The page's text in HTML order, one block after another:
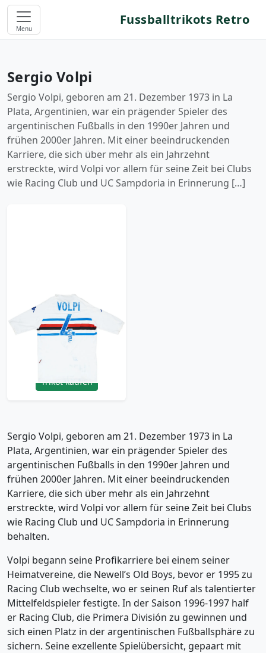
Menu
Fussballtrikots Retro
Sergio Volpi
Sergio Volpi, geboren am 21. Dezember 1973 in La
Plata, Argentinien, war ein prägender Spieler des
argentinischen Fußballs in den 1990er Jahren und
frühen 2000er Jahren. Mit einer beeindruckenden
Karriere, die sich über mehr als ein Jahrzehnt
erstreckte, wird Volpi vor allem für seine Zeit bei Clubs
wie Racing Club und UC Sampdoria in Erinnerung […]
2006-07 Sampdoria
Player Issue Away
Shirt Volpi #4 - 3/10 -
(XXL)
35.99£ · ca. €42
Trikot kaufen
Sergio Volpi, geboren am 21. Dezember 1973 in La
Plata, Argentinien, war ein prägender Spieler des
argentinischen Fußballs in den 1990er Jahren und
frühen 2000er Jahren. Mit einer beeindruckenden
Karriere, die sich über mehr als ein Jahrzehnt
erstreckte, wird Volpi vor allem für seine Zeit bei Clubs
wie Racing Club und UC Sampdoria in Erinnerung
behalten.
Volpi begann seine Profikarriere bei einem seiner
Heimatvereine, die Newell’s Old Boys, bevor er 1995 zu
Racing Club wechselte, wo er seinen Ruf als talentierter
Mittelfeldspieler festigte. In der Saison 1996-1997 half
er Racing Club, die Primera División zu gewinnen und
sich einen Platz in der argentinischen Fußballsphäre zu
sichern. Seine exzellente Spielübersicht, gepaart mit